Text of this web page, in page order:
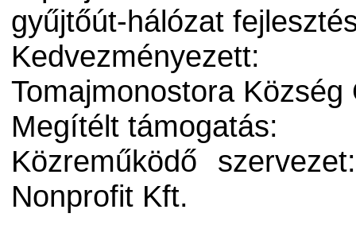
gyűjtőút-hálózat
Kedvezményezett:
Tomajmonostora
Megítélt támogatás:
Közreműködő szervezet:
Nonprofit Kft.